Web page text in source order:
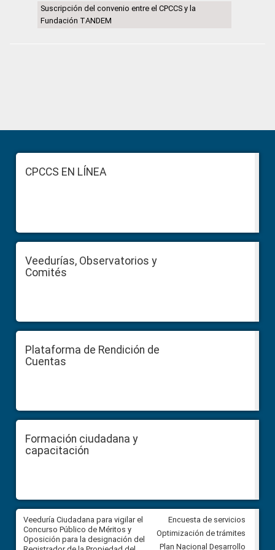
Suscripción del convenio entre el CPCCS y la
Fundación TANDEM
Sidebar
FooterCPCCS EN LÍNEA
Veedurías, Observatorios y
Comités
Plataforma de Rendición de
Cuentas
Formación ciudadana y
capacitación
Veeduría Ciudadana para vigilar el
Concurso Público de Méritos y
Oposición para la designación del
Veeduría Ciudadana para
construcción del asfaltado de
Encuesta de servicios
Optimización de trámites
Plan Nacional Desarrollo